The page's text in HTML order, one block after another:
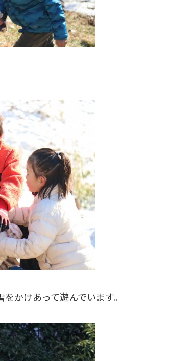
かけあって遊んでいます。